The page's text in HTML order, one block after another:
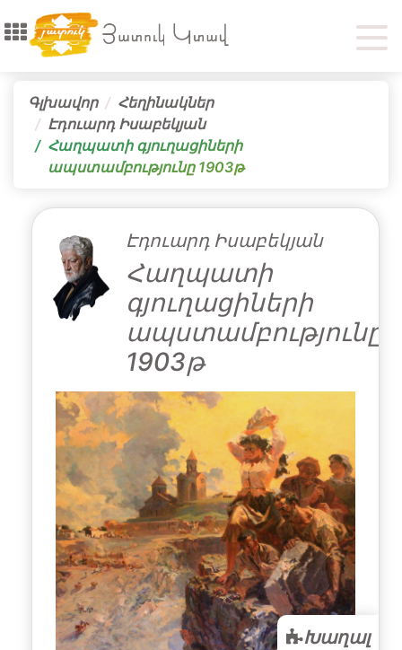
Գլխավոր
Հեղինակներ
Էդուարդ Իսաբեկյան
Հաղպատի գյուղացիների
ապստամբությունը 1903թ
Էդուարդ Իսաբեկյան
Հաղպատի
գյուղացիների
ապստամբությունը
1903թ
Խաղալ